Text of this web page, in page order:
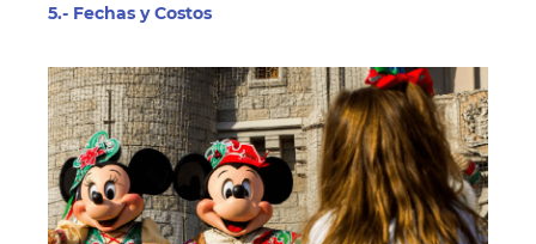
5.- Fechas y Costos